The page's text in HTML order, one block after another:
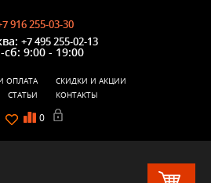
916 255-03-30
+7 495 255-02-13
сб: 9:00 - 19:00
0
ОПЛАТА
СКИДКИ И АКЦИИ
СТАТЬИ
КОНТАКТЫ